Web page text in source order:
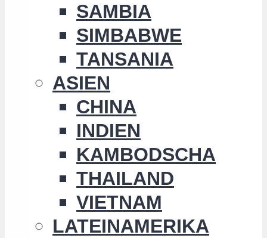
SAMBIA
SIMBABWE
TANSANIA
ASIEN
CHINA
INDIEN
KAMBODSCHA
THAILAND
VIETNAM
LATEINAMERIKA